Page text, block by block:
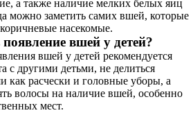
а также наличие мелких белых яиц
можно заметить самих вшей, которые
насекомые.
вшей у детей?
вшей у детей рекомендуется
с другими детьми, не делиться
расчески и головные уборы, а
волосы на наличие вшей, особенно
мест.